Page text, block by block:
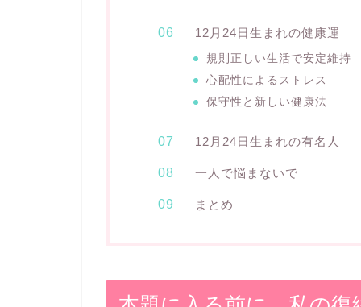
12月24日生まれの健康運
規則正しい生活で安定維持
心配性によるストレス
保守性と新しい健康法
12月24日生まれの有名人
一人で悩まないで
まとめ